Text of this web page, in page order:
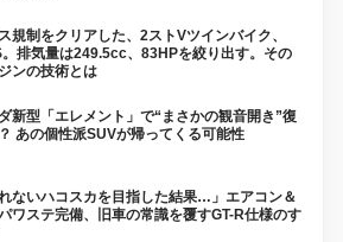
規制をクリアした、2ストVツインバイク、
排気量は249.5cc、83HPを絞り出す。その
ンの技術とは
新型「エレメント」で“まさかの観音開き”復
あの個性派SUVが帰ってくる可能性
れないハコスカを目指した結果…」エアコン＆
ワステ完備、旧車の常識を覆すGT-R仕様のす